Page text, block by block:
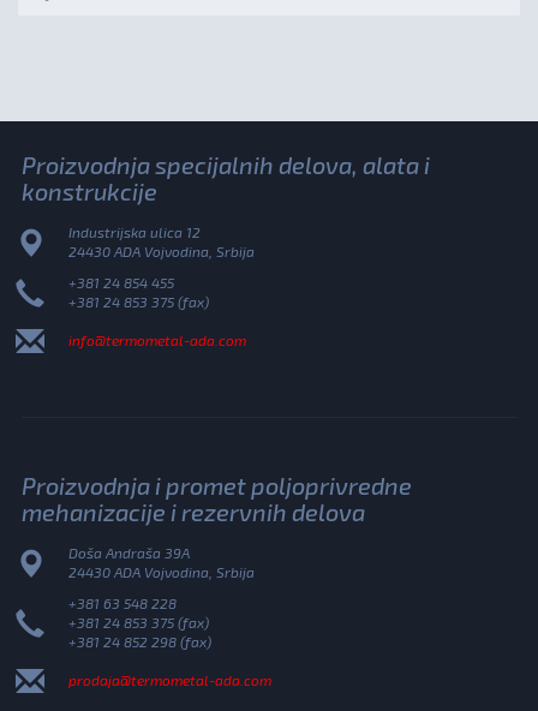
Proizvodnja specijalnih delova, alata i
konstrukcije
Industrijska ulica 12
24430 ADA Vojvodina, Srbija
+381 24 854 455
+381 24 853 375 (fax)
info@termometal-ada.com
Proizvodnja i promet poljoprivredne
mehanizacije i rezervnih delova
Doša Andraša 39A
24430 ADA Vojvodina, Srbija
+381 63 548 228
+381 24 853 375 (fax)
+381 24 852 298 (fax)
prodaja@termometal-ada.com